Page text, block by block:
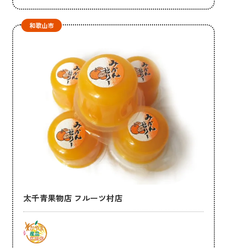
和歌山市
太千青果物店 フルーツ村店